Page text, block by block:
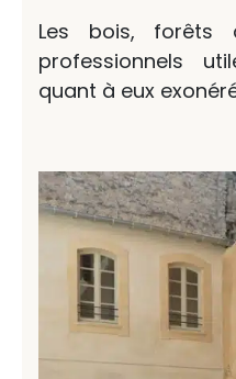
Les bois, forêts
professionnels
quant à eux